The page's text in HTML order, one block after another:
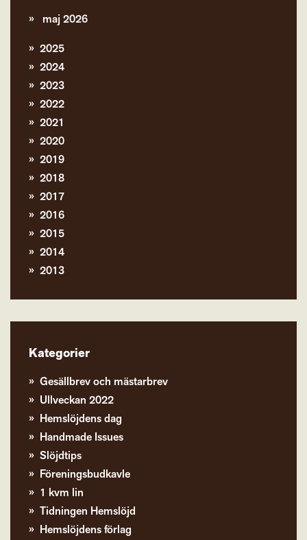
maj 2026
2025
2024
2023
2022
2021
2020
2019
2018
2017
2016
2015
2014
2013
Kategorier
Gesällbrev och mästarbrev
Ullveckan 2022
Hemslöjdens dag
Handmade Issues
Slöjdtips
Föreningsbudkavle
1 kvm lin
Tidningen Hemslöjd
Hemslöjdens förlag